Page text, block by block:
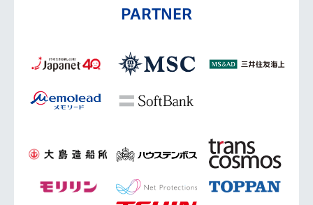
PARTNER